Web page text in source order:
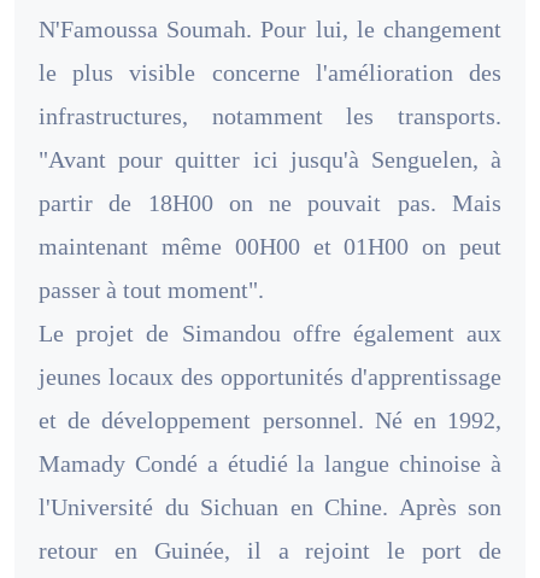
N'Famoussa Soumah. Pour lui, le changement
le plus visible concerne l'amélioration des
infrastructures, notamment les transports.
"Avant pour quitter ici jusqu'à Senguelen, à
partir de 18H00 on ne pouvait pas. Mais
maintenant même 00H00 et 01H00 on peut
passer à tout moment".
Le projet de Simandou offre également aux
jeunes locaux des opportunités d'apprentissage
et de développement personnel. Né en 1992,
Mamady Condé a étudié la langue chinoise à
l'Université du Sichuan en Chine. Après son
retour en Guinée, il a rejoint le port de